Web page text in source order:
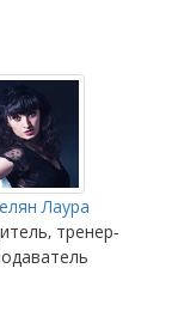
Лаура
тренер-